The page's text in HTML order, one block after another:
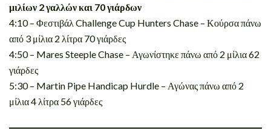
μιλίων 2 γαλλών και 70 γιάρδων
4:10 – Φεστιβάλ Challenge Cup Hunters Chase – Κούρσα πάνω
από 3 μίλια 2 λίτρα 70 γιάρδες
4:50 – Mares Steeple Chase – Αγωνίστηκε πάνω από 2 μίλια 62
γιάρδες
5:30 – Martin Pipe Handicap Hurdle – Αγώνας πάνω από 2
μίλια 4 λίτρα 56 γιάρδες